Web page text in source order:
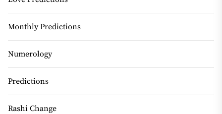
Monthly Predictions
Numerology
Predictions
Rashi Change